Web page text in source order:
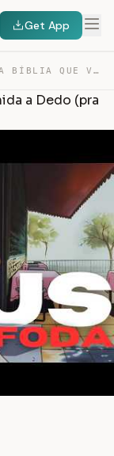
Get App
A BÍBLIA QUE VOCÊ CONHECE FOI ESCOLHIDA A DEDO (PRA OUV… — TRANSCRIPT
a Dedo (pra